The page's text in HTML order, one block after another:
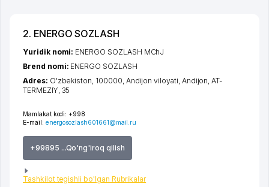
2. ENERGO SOZLASH
Mamlakat kodi: +998
E-mail: energosozlash601661@mail.ru
+99895 ...Qo'ng'iroq qilish
Tashkilot tegishli bo'lgan Rubrikalar
Yuridik nomi: ENERGO SOZLASH MChJ
Brend nomi: ENERGO SOZLASH
Adres: O'zbekiston, 100000, Andijon viloyati, Andijon,AT-
TERMEZIY, 35